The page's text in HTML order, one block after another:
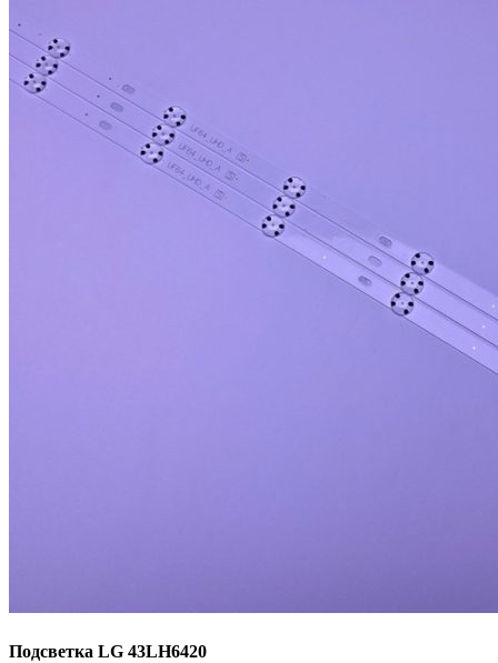
Подсветка LG 43LH6420